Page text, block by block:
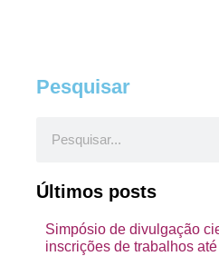
Pesquisar
Últimos posts
Simpósio de divulgação
inscrições de trabalhos